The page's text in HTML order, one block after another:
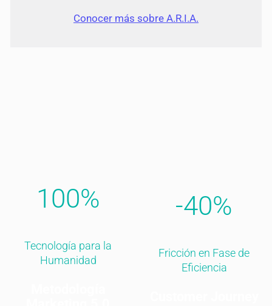
Conocer más sobre A.R.I.A.
100%
Tecnología para la
Humanidad
-40%
Fricción en Fase de
Eficiencia